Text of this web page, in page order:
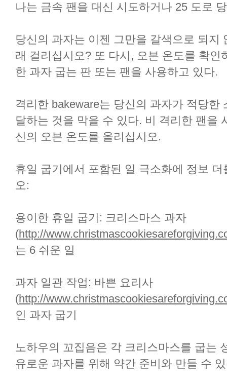
나는 금속 팬을 대신 시도하거나 25 도로
당신의 과자는 이젠 그만을 갈색으로 되지
래 걸리십시오? 또 다시, 오븐 온도를 확
한 과자 굽는 판 또는 팬을 사용하고 있다.
격리한 bakeware는 당신의 과자가 적당한
달하는 것을 막을 수 있다. 비 격리한 팬을
신의 오븐 온도를 올리십시오.
휴일 굽기에서 포함된 일 극소화에 정보
오:
용이한 휴일 굽기: 크리스마스 과자
(http://
는 6 쉬운 일
과자 일관 작업: 바쁜 요리사
(http://
인 과자 굽기
노하우의 꼬집음은 각 크리스마스를 굽는
유로운 과자를 위해 약간 준비와 만들 수